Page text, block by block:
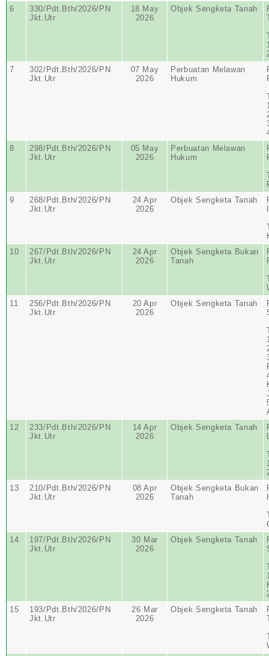
6
330/Pdt.Bth/2026/PN
Jkt.Utr
18 May
2026
Objek Sengketa Tanah
7
302/Pdt.Bth/2026/PN
Jkt.Utr
07 May
2026
Perbuatan Melawan
Hukum
8
298/Pdt.Bth/2026/PN
Jkt.Utr
05 May
2026
Perbuatan Melawan
Hukum
9
268/Pdt.Bth/2026/PN
Jkt.Utr
24 Apr
2026
Objek Sengketa Tanah
10
267/Pdt.Bth/2026/PN
Jkt.Utr
24 Apr
2026
Objek Sengketa Bukan
Tanah
11
256/Pdt.Bth/2026/PN
Jkt.Utr
20 Apr
2026
Objek Sengketa Tanah
12
233/Pdt.Bth/2026/PN
Jkt.Utr
14 Apr
2026
Objek Sengketa Tanah
13
210/Pdt.Bth/2026/PN
Jkt.Utr
08 Apr
2026
Objek Sengketa Bukan
Tanah
14
197/Pdt.Bth/2026/PN
Jkt.Utr
30 Mar
2026
Objek Sengketa Tanah
15
193/Pdt.Bth/2026/PN
Jkt.Utr
26 Mar
2026
Objek Sengketa Tanah